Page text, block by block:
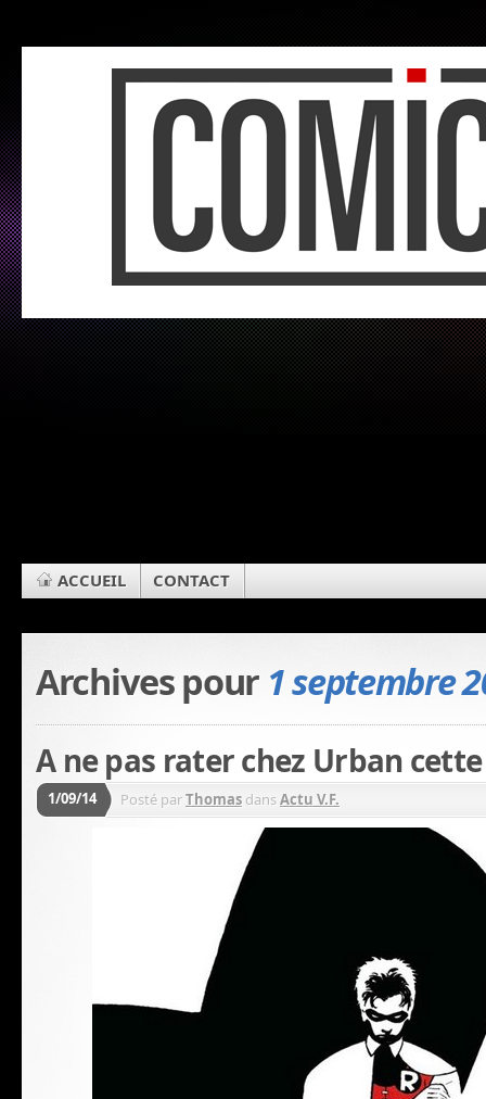
ACCUEIL CONTACT
Archives pour 1 septembre
A ne pas rater chez Urban
1/09/14 Posté parThomas dansActu V.F.